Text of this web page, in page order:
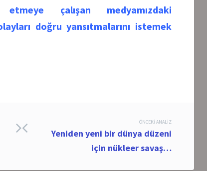
çalışan medyamızdaki
doğru yansıtmalarını istemek
ÖNCEKI ANALIZ
Yeniden yeni bir dünya düzeni
için nükleer savaş…